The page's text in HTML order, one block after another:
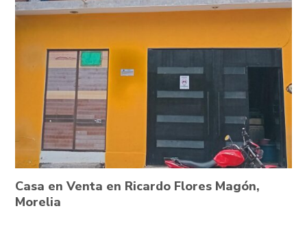
Casa en Venta en Ricardo Flores Magón,
Morelia